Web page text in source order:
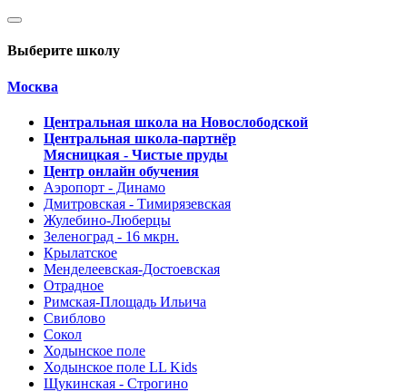
Выберите школу
Москва
Центральная школа на Новослободской
Центральная школа-партнёр
Мясницкая - Чистые пруды
Центр онлайн обучения
Аэропорт - Динамо
Дмитровская - Тимирязевская
Жулебино-Люберцы
Зеленоград - 16 мкрн.
Крылатское
Менделеевская-Достоевская
Отрадное
Римская-Площадь Ильича
Свиблово
Сокол
Ходынское поле
Ходынское поле LL Kids
Щукинская - Строгино